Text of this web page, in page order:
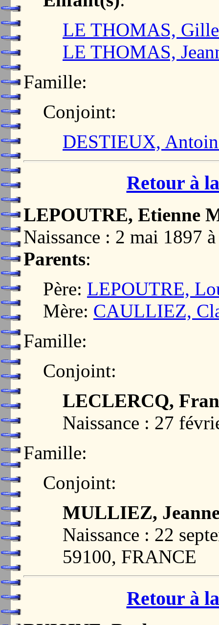
LE THOMAS,
LE THOMAS,
Famille:
Conjoint:
DESTIEUX,
Retour à
LEPOUTRE, Etienne
Naissance : 2 mai 1897
Parents:
Père: LEPOUTRE,
Mère: CAULLIEZ,
Famille:
Conjoint:
LECLERCQ,
Naissance : 27
Famille:
Conjoint:
MULLIEZ,
Naissance : 22
59100, FRANCE
Retour à